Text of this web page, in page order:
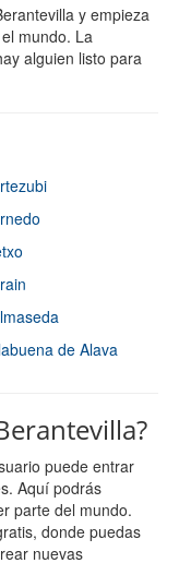
y empieza
mundo. La
alguien listo para
de Alava
puede entrar
Aquí podrás
parte del mundo.
donde puedas
nuevas